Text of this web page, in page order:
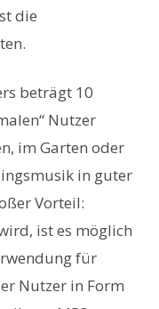
die
beträgt 10
Nutzer
im Garten oder
in guter
Vorteil:
ist es möglich
für
Nutzer in Form